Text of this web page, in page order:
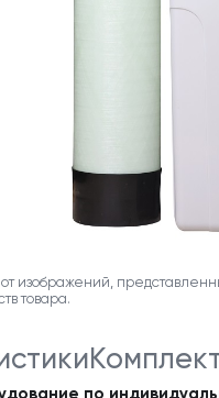
изображений,
товара.
по